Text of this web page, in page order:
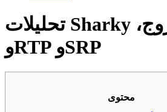
تحليلات Sharky الفعلية للخروج،
وRTP وSRP
محتوى